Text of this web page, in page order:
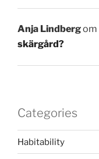
Anja Lindbergom
skärgård?
Categories
Habitability